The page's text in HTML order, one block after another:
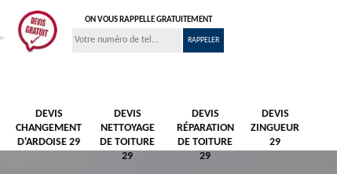
ON VOUS RAPPELLE GRATUITEMENT
DEVIS
CHANGEMENT
D'ARDOISE 29
DEVIS
NETTOYAGE
DE TOITURE
29
DEVIS
RÉPARATION
DE TOITURE
29
DEVIS
ZINGUEUR
29